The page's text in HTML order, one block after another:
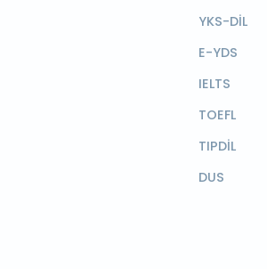
YKS-DİL
E-YDS
IELTS
TOEFL
TIPDİL
DUS